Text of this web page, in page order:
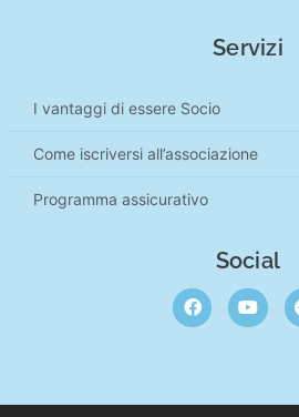
Servizi
I vantaggi di essere Socio
Come iscriversi all’associazione
Programma assicurativo
Social